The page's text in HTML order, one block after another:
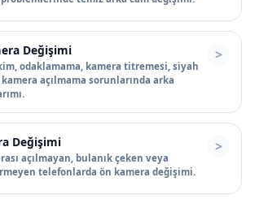
Değişimi
odaklamama, kamera titremesi, siyah
açılmama sorunlarında arka
Değişimi
açılmayan, bulanık çeken veya
telefonlarda ön kamera değişimi.